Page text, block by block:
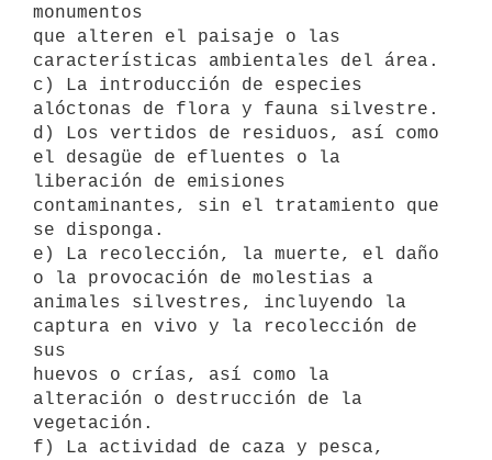
monumentos
que alteren el paisaje o las
características ambientales del área.
c) La introducción de especies
alóctonas de flora y fauna silvestre.
d) Los vertidos de residuos, así como
el desagüe de efluentes o la
liberación de emisiones
contaminantes, sin el tratamiento que
se disponga.
e) La recolección, la muerte, el daño
o la provocación de molestias a
animales silvestres, incluyendo la
captura en vivo y la recolección de
sus
huevos o crías, así como la
alteración o destrucción de la
vegetación.
f) La actividad de caza y pesca,